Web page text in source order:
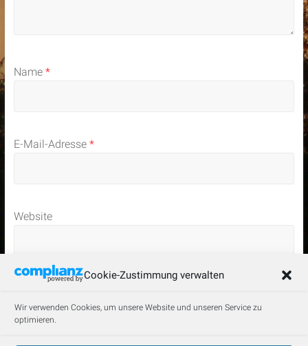
Cookie-Zustimmung verwalten
Wir verwenden Cookies, um unsere Website und unseren Service zu
optimieren.
Name *
E-Mail-Adresse *
Website